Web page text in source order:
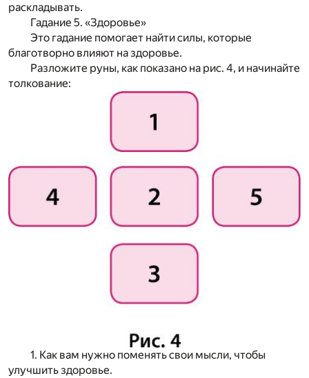
раскладывать.
Гадание 5. «Здоровье»
Это гадание помогает найти силы, которые
благотворно влияют на здоровье.
Разложите руны, как показано на рис. 4, и начинайте
толкование:
1. Как вам нужно поменять свои мысли, чтобы
улучшить здоровье.